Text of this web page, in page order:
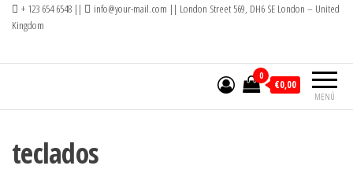
+ 123 654 6548 ||
info@your-mail.com || London Street 569, DH6 SE London – United
Kingdom
MENÚ
0
€0,00
teclados